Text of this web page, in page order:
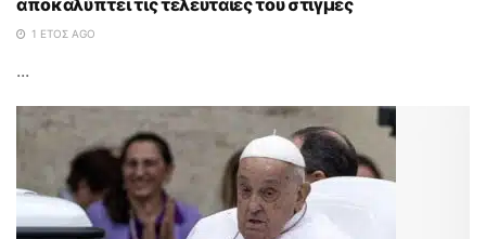
1 ΈΤΟΣ AGO
...